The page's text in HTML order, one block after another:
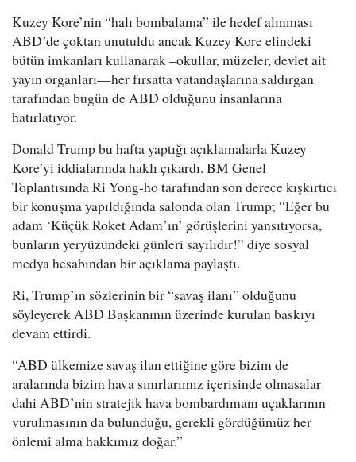
Kuzey Kore’nin “halı bombalama” ile hedef alınması
ABD’de çoktan unutuldu ancak Kuzey Kore elindeki
bütün imkanları kullanarak –okullar, müzeler, devlet ait
yayın organları—her fırsatta vatandaşlarına saldırgan
tarafından bugün de ABD olduğunu insanlarına
hatırlatıyor.
Donald Trump bu hafta yaptığı açıklamalarla Kuzey
Kore’yi iddialarında haklı çıkardı. BM Genel
Toplantısında Ri Yong-ho tarafından son derece kışkırtıcı
bir konuşma yapıldığında salonda olan Trump; “Eğer bu
adam ‘Küçük Roket Adam’ın’ görüşlerini yansıtıyorsa,
bunların yeryüzündeki günleri sayılıdır!” diye sosyal
medya hesabından bir açıklama paylaştı.
Ri, Trump’ın sözlerinin bir “savaş ilanı” olduğunu
söyleyerek ABD Başkanının üzerinde kurulan baskıyı
devam ettirdi.
“ABD ülkemize savaş ilan ettiğine göre bizim de
aralarında bizim hava sınırlarımız içerisinde olmasalar
dahi ABD’nin stratejik hava bombardımanı uçaklarının
vurulmasının da bulunduğu, gerekli gördüğümüz her
önlemi alma hakkımız doğar.”